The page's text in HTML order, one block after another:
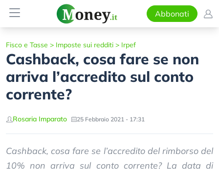
Abbonati
Fisco e Tasse > Imposte sui redditi > Irpef
Cashback, cosa fare se non
arriva l’accredito sul conto
corrente?
Rosaria Imparato 25 Febbraio 2021 - 17:31
Cashback, cosa fare se l’accredito del rimborso del
10% non arriva sul conto corrente? La data di